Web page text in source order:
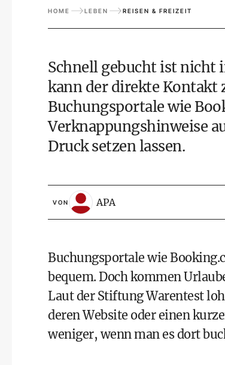
HOME LEBEN REISEN & FREIZEIT
Schnell gebucht ist nicht
kann der direkte Kontakt
Buchungsportale wie
Verknappungshinweise
Druck setzen lassen.
VON APA
Buchungsportale wie
bequem. Doch kommen
Laut der Stiftung Warentest
deren Website oder einen
weniger, wenn man es dort